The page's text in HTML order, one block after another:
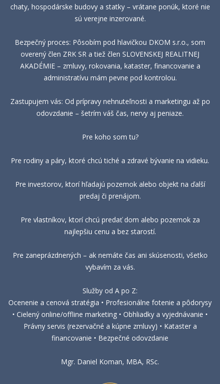
chaty, hospodárske budovy a statky – vrátane ponúk, ktoré nie
sú verejne inzerované.
Bezpečný proces: Pôsobím pod hlavičkou DKOM s.r.o., som
overený člen ZRK SR a tiež člen SLOVENSKEJ REALITNEJ
AKADÉMIE – zmluvy, rokovania, kataster, financovanie a
administratívu mám pevne pod kontrolou.
Zastupujem vás: Od prípravy nehnuteľnosti a marketingu až po
odovzdanie – šetrím váš čas, nervy aj peniaze.
Pre koho som tu?
Pre rodiny a páry, ktoré chcú tiché a zdravé bývanie na vidieku.
Pre investorov, ktorí hľadajú pozemok alebo objekt na ďalší
predaj či prenájom.
Pre vlastníkov, ktorí chcú predať dom alebo pozemok za
najlepšiu cenu a bez starostí.
Pre zaneprázdnených – ak nemáte čas ani skúsenosti, všetko
vybavím za vás.
Služby od A po Z:
Ocenenie a cenová stratégia • Profesionálne fotenie a pôdorysy
• Cielený online/offline marketing • Obhliadky a vyjednávanie •
Právny servis (rezervačné a kúpne zmluvy) • Kataster a
financovanie • Bezpečné odovzdanie
Mgr. Daniel Koman, MBA, RSc.